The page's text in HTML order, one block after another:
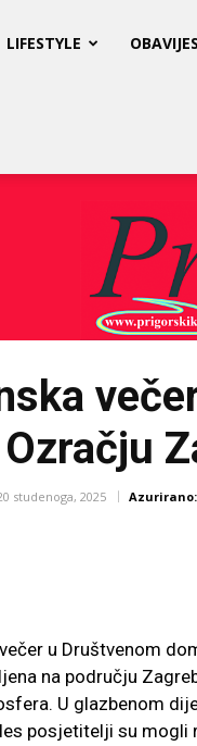
LIFESTYLE
Ozračju
studenoga, 2025 Azurirano:
u Društvenom
na području
U glazbenom
posjetitelji su